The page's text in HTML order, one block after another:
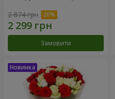
2 874 грн
Замовити